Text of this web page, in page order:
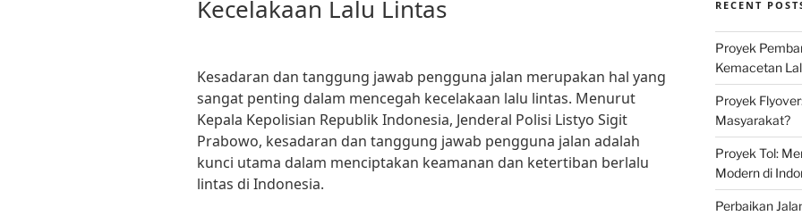
Kecelakaan Lalu Lintas
Kesadaran dan tanggung jawab pengguna jalan merupakan hal yang
sangat penting dalam mencegah kecelakaan lalu lintas. Menurut
Kepala Kepolisian Republik Indonesia, Jenderal Polisi Listyo Sigit
Prabowo, kesadaran dan tanggung jawab pengguna jalan adalah
kunci utama dalam menciptakan keamanan dan ketertiban berlalu
lintas di Indonesia.
RECENT
Proyek
Kemacetan
Proyek
Masyarakat?
Proyek Tol:
Modern di
Perbaikan